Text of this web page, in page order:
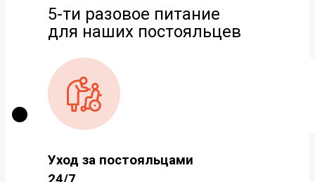
5-ти разовое питание
для наших постояльцев
Уход за постояльцами